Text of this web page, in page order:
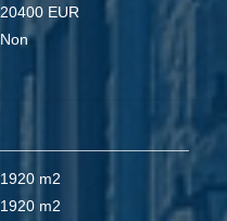
20400 EUR
Non
1920 m2
1920 m2